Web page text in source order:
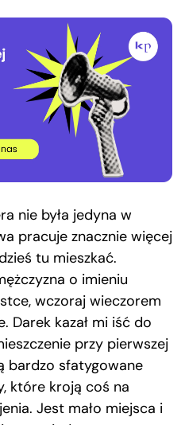
nie była jedyna w
pracuje znacznie więcej
tu mieszkać.
o imieniu
wczoraj wieczorem
Darek kazał mi iść do
przy pierwszej
bardzo sfatygowane
które kroją coś na
Jest mało miejsca i